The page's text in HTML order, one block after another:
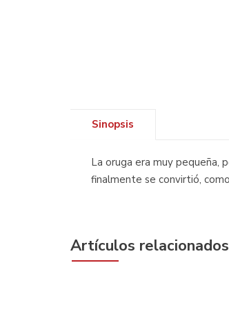
Sinopsis
La oruga era muy pequeña,
finalmente se convirtió,
Artículos relacionados